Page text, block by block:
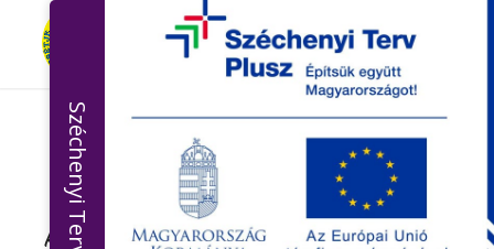
ÖNKORMÁNYZATI VÁLASZTÁS 2019
Tóth Gábor egyéni listás
képviselőjelölt nyilvántartásba